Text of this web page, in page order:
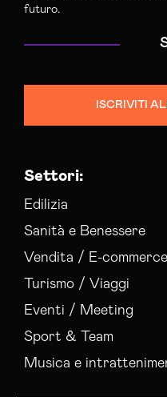
futuro.
ISCRIVITI
Settori:
Edilizia
Sanità e Benessere
Vendita / E-commerce
Turismo / Viaggi
Eventi / Meeting
Sport & Team
Musica e